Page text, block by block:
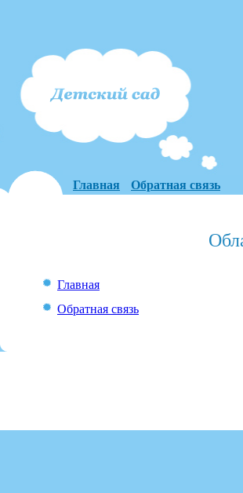
Главная Обратная связь
Главная
Обратная связь